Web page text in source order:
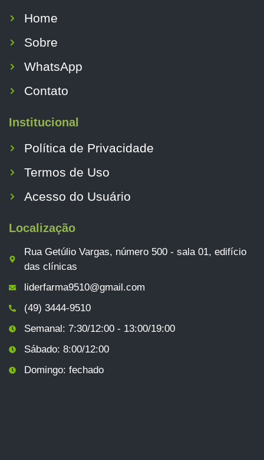
Home
Sobre
WhatsApp
Contato
Institucional
Política de Privacidade
Termos de Uso
Acesso do Usuário
Localização
Rua Getúlio Vargas, número 500 - sala 01, edifício
das clínicas
liderfarma9510@gmail.com
(49) 3444-9510
Semanal: 7:30/12:00 - 13:00/19:00
Sábado: 8:00/12:00
Domingo: fechado